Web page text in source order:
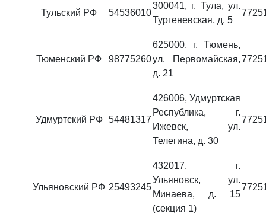
Тульский РФ 54536010
300041, г. Тула, ул.
Тургеневская, д. 5
Тюменский РФ 98775260
625000, г. Тюмень,
ул. Первомайская,
д. 21
Удмуртский РФ 54481317
426006, Удмуртская
Республика, г.
Ижевск, ул.
Телегина, д. 30
Ульяновский РФ 25493245
432017, г.
Ульяновск, ул.
Минаева, д. 15
(секция 1)